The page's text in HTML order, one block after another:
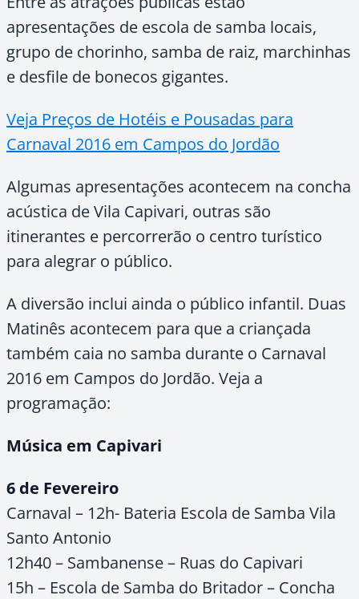
apresentações de escola de samba locais,
grupo de chorinho, samba de raiz, marchinhas
e desfile de bonecos gigantes.
Veja Preços de Hotéis e Pousadas para
Carnaval 2016 em Campos do Jordão
Algumas apresentações acontecem na concha
acústica de Vila Capivari, outras são
itinerantes e percorrerão o centro turístico
para alegrar o público.
A diversão inclui ainda o público infantil. Duas
Matinês acontecem para que a criançada
também caia no samba durante o Carnaval
2016 em Campos do Jordão. Veja a
programação:
Música em Capivari
6 de Fevereiro
Carnaval – 12h- Bateria Escola de Samba Vila
Santo Antonio
12h40 – Sambanense – Ruas do Capivari
15h – Escola de Samba do Britador – Concha